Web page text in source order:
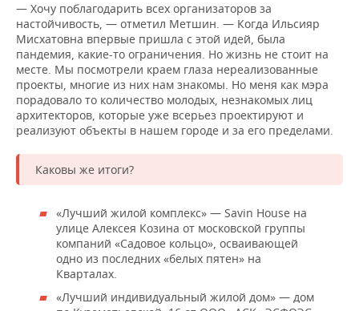
— Хочу поблагодарить всех организаторов за
настойчивость, — отметил Метшин. — Когда Ильсияр
Мисхатовна впервые пришла с этой идей, была
пандемия, какие-то ограничения. Но жизнь не стоит на
месте. Мы посмотрели краем глаза нереализованные
проекты, многие из них нам знакомы. Но меня как мэра
порадовало то количество молодых, незнакомых лиц
архитекторов, которые уже всерьез проектируют и
реализуют объекты в нашем городе и за его пределами.
Каковы же итоги?
«Лучший жилой комплекс» — Savin House на
улице Алексея Козина от московской группы
компаний «Садовое кольцо», осваивающей
одно из последних «белых пятен» на
Кварталах.
«Лучший индивидуальный жилой дом» — дом